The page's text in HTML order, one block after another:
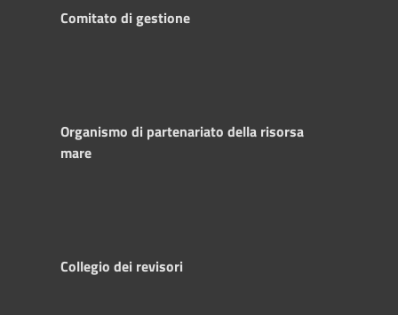
Comitato di gestione
Organismo di partenariato della risorsa
mare
Collegio dei revisori